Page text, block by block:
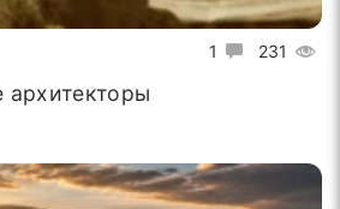
1 231
архитекторы